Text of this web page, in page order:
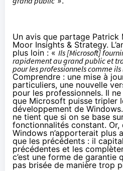
Un avis que partage Patrick
Moor Insights & Strategy.
plus loin : « Ils [Microsoft]
rapidement au grand public et
pour les professionnels comme
Comprendre : une mise à
particuliers, une nouvelle
pour les professionnels. Il
que Microsoft puisse tripler
développement de
ne tient que si on se base
fonctionnalités constant. Or,
Windows n’apporterait plus
que les précédents : il
précédentes et les
c’est une forme de garantie
pas brisée de manière trop